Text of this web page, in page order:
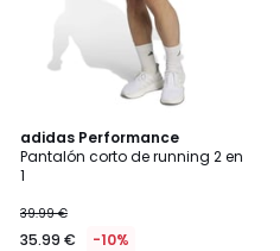
adidas Performance
Pantalón corto de running 2 en
1
39.99 €
35.99 € -10%
4,8
/ 5
2
Colores